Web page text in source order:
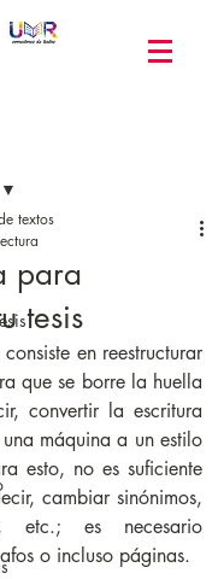
para
tesis
textos
en reestructurar
que se borre la huella
convertir la escritura
máquina a un estilo
esto, no es suficiente
cambiar sinónimos,
etc.; es necesario
o incluso páginas.